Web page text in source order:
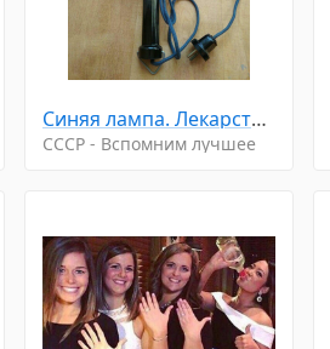
Синяя лампа. Лекарство от всех болезней 😉
CCCP - Вспомним лучшее